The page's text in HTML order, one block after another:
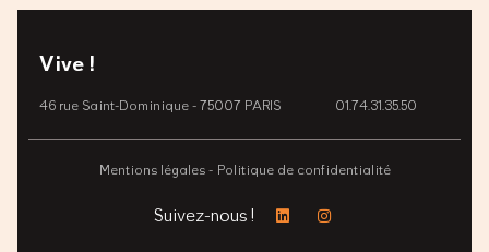
Vive !
46 rue Saint-Dominique - 75007 PARIS 01.74.31.35.50
Mentions légales - Politique de confidentialité
Suivez-nous !